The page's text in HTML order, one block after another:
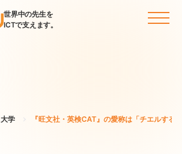
世界中の先生を
ICTで支えます。
大学 『旺文社・英検CAT』の愛称は「チエルする